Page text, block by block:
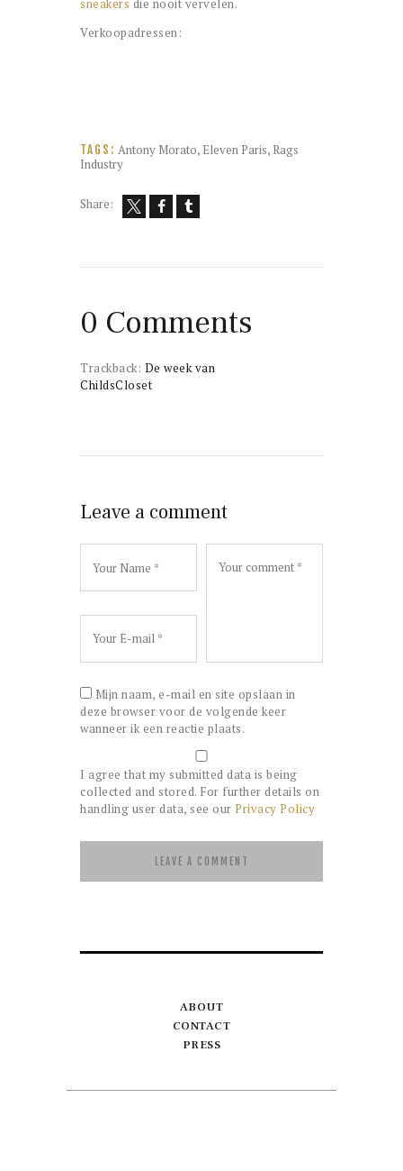
sneakers die nooit vervelen.
Verkoopadressen:
TAGS: Antony Morato, Eleven Paris, Rags
Industry
Share:
0 Comments
Trackback: De week van
ChildsCloset
Leave a comment
Mijn naam, e-mail en site opslaan in
deze browser voor de volgende keer
wanneer ik een reactie plaats.
I agree that my submitted data is being
collected and stored. For further details on
handling user data, see our Privacy Policy
ABOUT
CONTACT
PRESS